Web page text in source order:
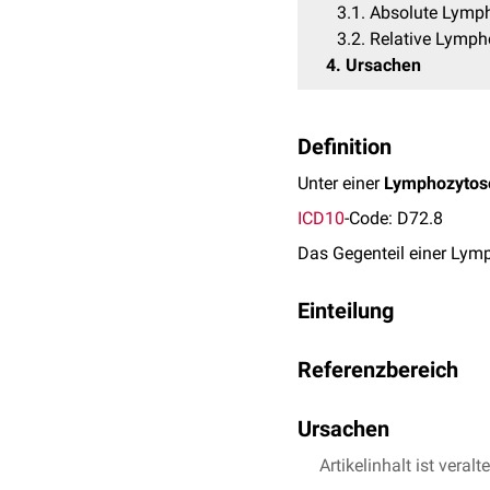
3.1 Absolute
3.2 Relative
4 Ursachen
Definition
Unter einer
ICD10-Code: D72.8
Das Gegenteil einer
Einteilung
Absolute
Bei derabsoluten
Anzahl der weißen
Referenzbereich
Absolute Lymphozytose
Die normale
Ursachen
Die möglichen
Artikelinhalt ist